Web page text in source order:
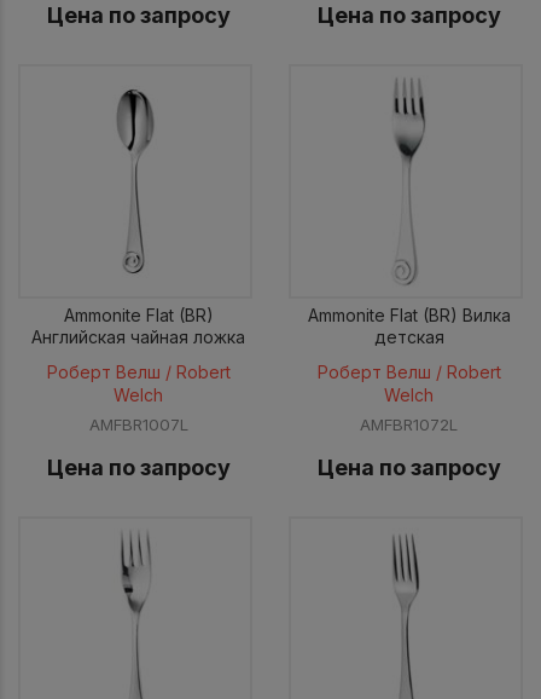
Цена по запросу Цена по запросу
Ammonite Flat (BR)
Английская чайная ложка
Роберт Велш / Robert
Welch
AMFBR1007L
Цена по запросу
Ammonite Flat (BR) Вилка
детская
Роберт Велш / Robert
Welch
AMFBR1072L
Цена по запросу